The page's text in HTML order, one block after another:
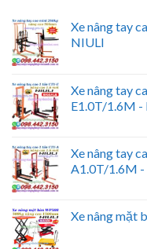
Xe nâng tay
NIULI
Xe nâng tay
E1.0T/1.6M -
Xe nâng tay
A1.0T/1.6M
Xe nâng mặt